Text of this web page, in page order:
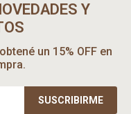
Y
un 15% OFF en
SUSCRIBIRME